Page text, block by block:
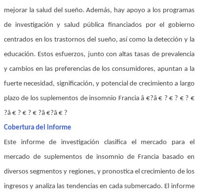
mejorar la salud del sueño. Además, hay apoyo a los programas
de investigación y salud pública financiados por el gobierno
centrados en los trastornos del sueño, así como la detección y la
educación. Estos esfuerzos, junto con altas tasas de prevalencia
y cambios en las preferencias de los consumidores, apuntan a la
fuerte necesidad, significación, y potencial de crecimiento a largo
plazo de los suplementos de insomnio Francia â €?â € ? € ? € ? €
?â € ? € ? € ?â €?â € ?
Cobertura del informe
Este informe de investigación clasifica el mercado para el
mercado de suplementos de insomnio de Francia basado en
diversos segmentos y regiones, y pronostica el crecimiento de los
ingresos y analiza las tendencias en cada submercado. El informe